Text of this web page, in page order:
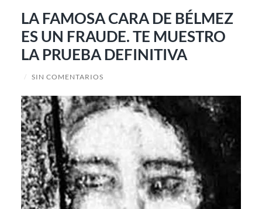
LA FAMOSA CARA DE BÉLMEZ
ES UN FRAUDE. TE MUESTRO
LA PRUEBA DEFINITIVA
/ SIN COMENTARIOS